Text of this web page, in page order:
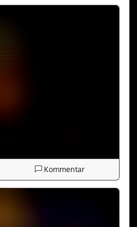
Kommentar